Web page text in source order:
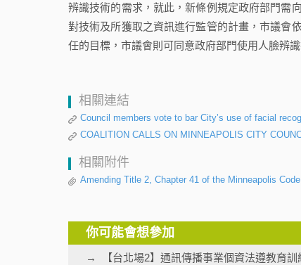
辨識技術的需求，就此，新條例規定政府部門需
對技術及所獲取之資訊進行監管的計畫，市議會
任的目標，市議會則可同意政府部門使用人臉辨
相關連結
Council members vote to bar City’s use of facial
COALITION CALLS ON MINNEAPOLIS CITY
相關附件
Amending Title 2, Chapter 41 of the Minneapolis
你可能會想參加
【台北場2】通訊傳播事業個資法遵教育訓